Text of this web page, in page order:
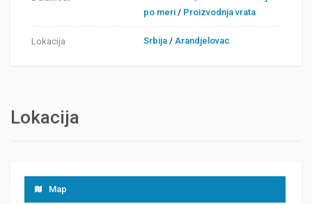
po meri / Proizvodnja vrata
Lokacija Srbija /Arandjelovac
Lokacija
Map